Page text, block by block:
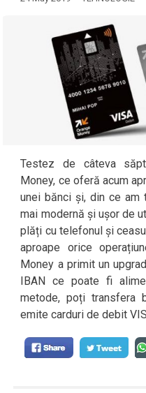
Testez de câteva
Money, ce oferă acum
unei bănci și, din ce am
mai modernă și ușor de
plăți cu telefonul și
aproape orice
Money a primit un
IBAN ce poate fi
metode, poți transfera
emite carduri de debit